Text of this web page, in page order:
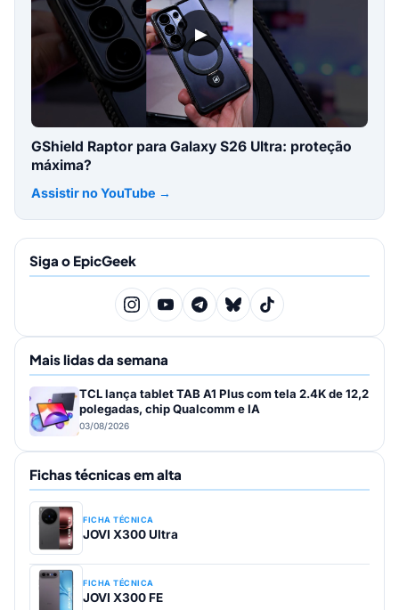
▶
GShield Raptor para Galaxy S26 Ultra: proteção
máxima?
Assistir no YouTube →
Siga o EpicGeek
Mais lidas da semana
TCL lança tablet TAB A1 Plus com tela 2.4K de 12,2
polegadas, chip Qualcomm e IA
03/08/2026
Fichas técnicas em alta
FICHA TÉCNICA
JOVI X300 Ultra
FICHA TÉCNICA
JOVI X300 FE